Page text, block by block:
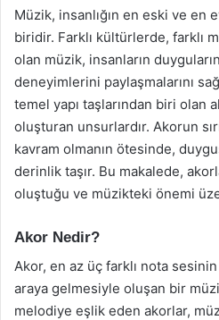
Müzik, insanlığın en eski ve en
biridir. Farklı kültürlerde, farklı
olan müzik, insanların
deneyimlerini paylaşmalarını
temel yapı taşlarından biri olan
oluşturan unsurlardır. Akorun
kavram olmanın ötesinde,
derinlik taşır. Bu makalede,
oluştuğu ve müzikteki önemi
Akor Nedir?
Akor, en az üç farklı nota
araya gelmesiyle oluşan bir
melodiye eşlik eden akorlar,